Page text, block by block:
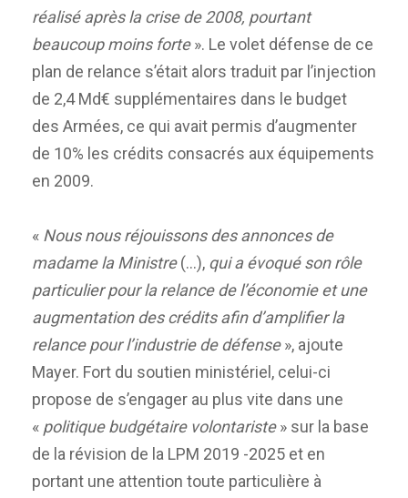
réalisé après la crise de 2008, pourtant
beaucoup moins forte». Le volet défense de ce
plan de relance s’était alors traduit par l’injection
de 2,4 Md€ supplémentaires dans le budget
des Armées, ce qui avait permis d’augmenter
de 10% les crédits consacrés aux équipements
en 2009.
« Nous nous réjouissons des annonces de
madame la Ministre(…), qui a évoqué son rôle
particulier pour la relance de l’économie et une
augmentation des crédits afin d’amplifier la
relance pour l’industrie de défense», ajoute
Mayer. Fort du soutien ministériel, celui-ci
propose de s’engager au plus vite dans une
« politique budgétaire volontariste» sur la base
de la révision de la LPM 2019 -2025 et en
portant une attention toute particulière à